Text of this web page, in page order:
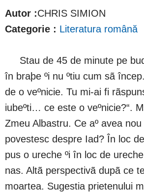
Autor :CHRIS SIMION
Categorie : Literatura română
Stau de 45 de minute pe
în braþe ºi nu ºtiu cum sã
de o veºnicie. Tu mi-ai fi
iubeºti… ce este o veºnicie?“.
Zmeu Albastru. Ce aº avea
povestesc despre Iad? În loc
pus o ureche ºi în loc de
nas. Altã perspectivã dupã ce
moartea. Sugestia prietenului